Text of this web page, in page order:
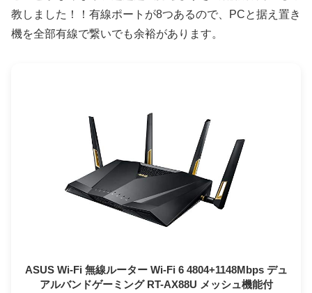
教しました！！有線ポートが8つあるので、PCと据え置き
機を全部有線で繋いでも余裕があります。
ASUS Wi-Fi 無線ルーター Wi-Fi 6 4804+1148Mbps デュ
アルバンドゲーミング RT-AX88U メッシュ機能付